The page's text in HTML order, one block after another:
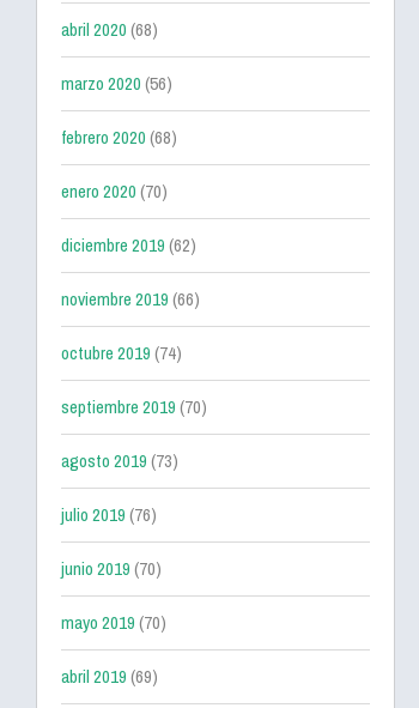
abril 2020(68)
marzo 2020(56)
febrero 2020(68)
enero 2020(70)
diciembre 2019(62)
noviembre 2019(66)
octubre 2019(74)
septiembre 2019(70)
agosto 2019(73)
julio 2019(76)
junio 2019(70)
mayo 2019(70)
abril 2019(69)